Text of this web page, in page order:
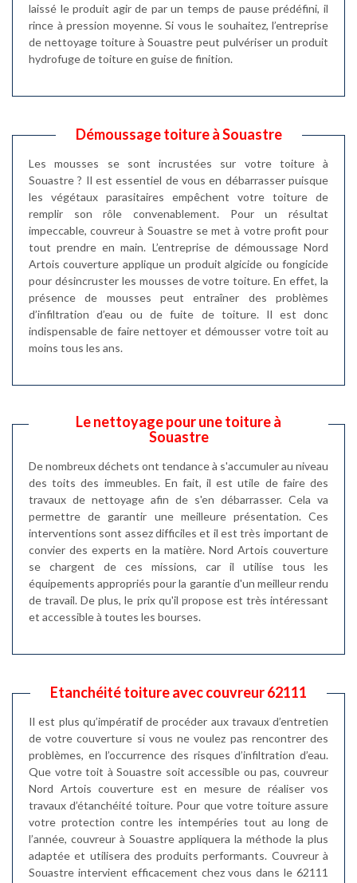
laissé le produit agir de par un temps de pause prédéfini, il
rince à pression moyenne. Si vous le souhaitez, l’entreprise
de nettoyage toiture à Souastre peut pulvériser un produit
hydrofuge de toiture en guise de finition.
Démoussage toiture à Souastre
Les mousses se sont incrustées sur votre toiture à
Souastre ? Il est essentiel de vous en débarrasser puisque
les végétaux parasitaires empêchent votre toiture de
remplir son rôle convenablement. Pour un résultat
impeccable, couvreur à Souastre se met à votre profit pour
tout prendre en main. L’entreprise de démoussage Nord
Artois couverture applique un produit algicide ou fongicide
pour désincruster les mousses de votre toiture. En effet, la
présence de mousses peut entraîner des problèmes
d’infiltration d’eau ou de fuite de toiture. Il est donc
indispensable de faire nettoyer et démousser votre toit au
moins tous les ans.
Le nettoyage pour une toiture à
Souastre
De nombreux déchets ont tendance à s'accumuler au niveau
des toits des immeubles. En fait, il est utile de faire des
travaux de nettoyage afin de s'en débarrasser. Cela va
permettre de garantir une meilleure présentation. Ces
interventions sont assez difficiles et il est très important de
convier des experts en la matière. Nord Artois couverture
se chargent de ces missions, car il utilise tous les
équipements appropriés pour la garantie d'un meilleur rendu
de travail. De plus, le prix qu'il propose est très intéressant
et accessible à toutes les bourses.
Etanchéité toiture avec couvreur 62111
Il est plus qu’impératif de procéder aux travaux d’entretien
de votre couverture si vous ne voulez pas rencontrer des
problèmes, en l’occurrence des risques d’infiltration d’eau.
Que votre toit à Souastre soit accessible ou pas, couvreur
Nord Artois couverture est en mesure de réaliser vos
travaux d’étanchéité toiture. Pour que votre toiture assure
votre protection contre les intempéries tout au long de
l’année, couvreur à Souastre appliquera la méthode la plus
adaptée et utilisera des produits performants. Couvreur à
Souastre intervient efficacement chez vous dans le 62111